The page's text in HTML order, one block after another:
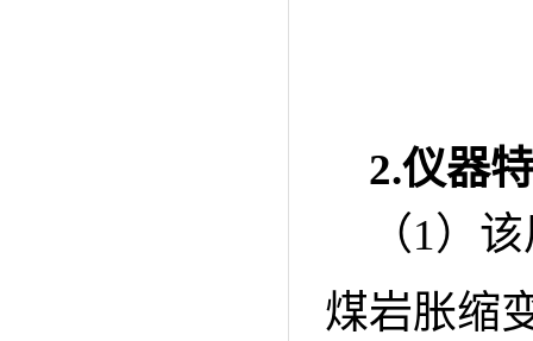
2.仪器
（1）
煤岩胀缩